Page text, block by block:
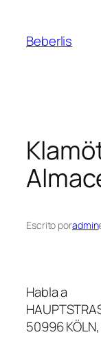
Beberlis
Escrito poradmin
Habla a
50996